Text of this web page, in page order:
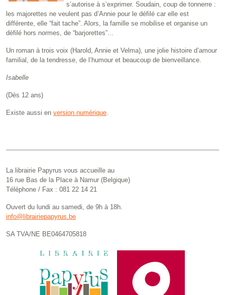
s’autorise à s’exprimer. Soudain, coup de tonnerre :
les majorettes ne veulent pas d’Annie pour le défilé car elle est
différente, elle “fait tache”. Alors, la famille se mobilise et organise un
défilé hors normes, de “barjorettes”...
Un roman à trois voix (Harold, Annie et Velma), une jolie histoire d’amour
familial, de la tendresse, de l’humour et beaucoup de bienveillance.
Isabelle
(Dès 12 ans)
Existe aussi en version numérique.
La librairie Papyrus vous accueille au
16 rue Bas de la Place à Namur (Belgique)
Téléphone / Fax : 081 22 14 21
Ouvert du lundi au samedi, de 9h à 18h.
info@librairiepapyrus.be
SA TVA/NE BE0464705818